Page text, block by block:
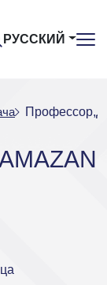
РУССКИЙ